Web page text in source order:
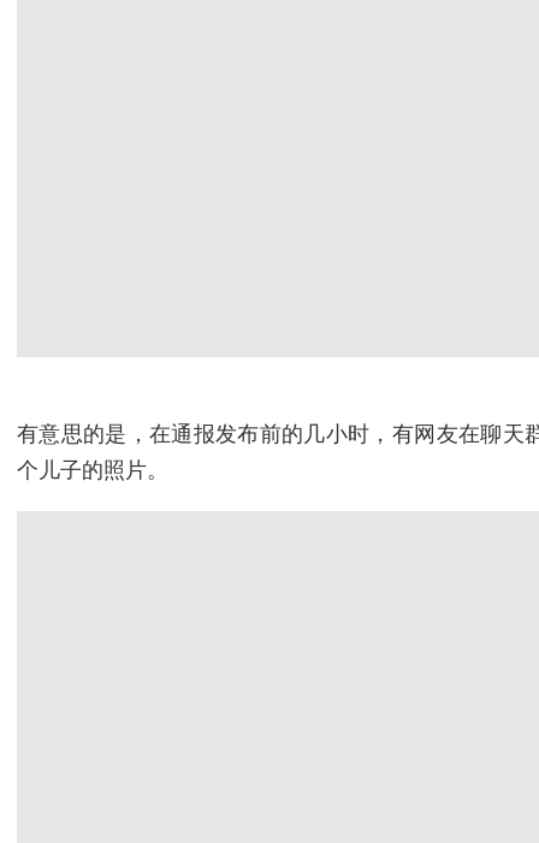
有意思的是，在通报发布前的几小时，有网友在聊天
个儿子的照片。